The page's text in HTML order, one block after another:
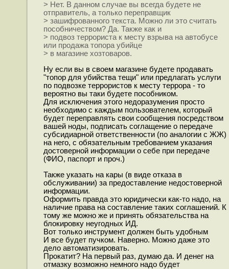
> Нет. В данном случае вы всегда будете не
отправитель, а только переправщик
> зашифрованного текста. Можно ли это считать
пособничеством? Да. Также как и
> подвоз террориста к месту взрыва на автобусе
или продажа топора убийце
> в магазине хозтоваров.
Ну если вы в своем магазине будете продавать
"топор для убийства тещи" или предлагать услуги
по подвозке террористов к месту террора - то
вероятно вы таки будете пособником.
Для исключения этого недоразумения просто
необходимо с каждым пользователем, который
будет переправлять свои сообщения посредством
вашей ноды, подписать соглащение о передаче
субсидиарной ответственности (по аналогии с ЖЖ)
на него, с обязательным требованием указания
достоверной информации о себе при передаче
(ФИО, паспорт и проч.)
Также указать на кары (в виде отказа в
обслуживании) за предоставление недостоверной
информации.
Оформить правда это юридически как-то надо, на
наличие права на составление таких соглашений. К
тому же можно же и принять обязательства на
блокировку неугодных ИД.
Вот только инструмент должен быть удобным
И все будет пучком. Наверно. Можно даже это
дело автоматизировать.
Прокатит? На первый раз, думаю да. И денег на
отмазку возможно немного надо будет